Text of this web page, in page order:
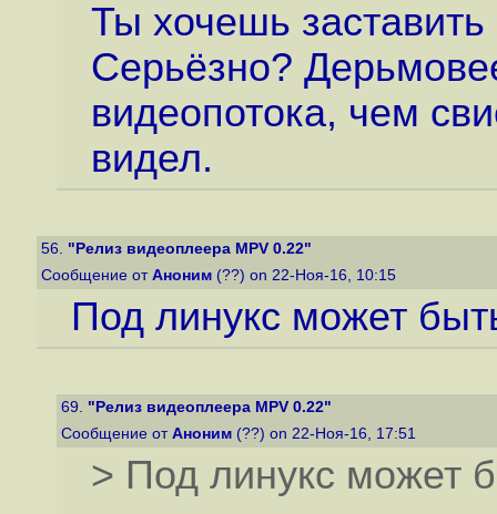
Ты хочешь
Серьёзно?
видеопотока, чем
видел.
56. "Релиз видеоплеера MPV 0.22"
Сообщение от Аноним (??) on 22-Ноя-16, 10:15
Под линукс может
69. "Релиз видеоплеера MPV 0.22"
Сообщение от Аноним (??) on 22-Ноя-16, 17:51
> Под линукс может